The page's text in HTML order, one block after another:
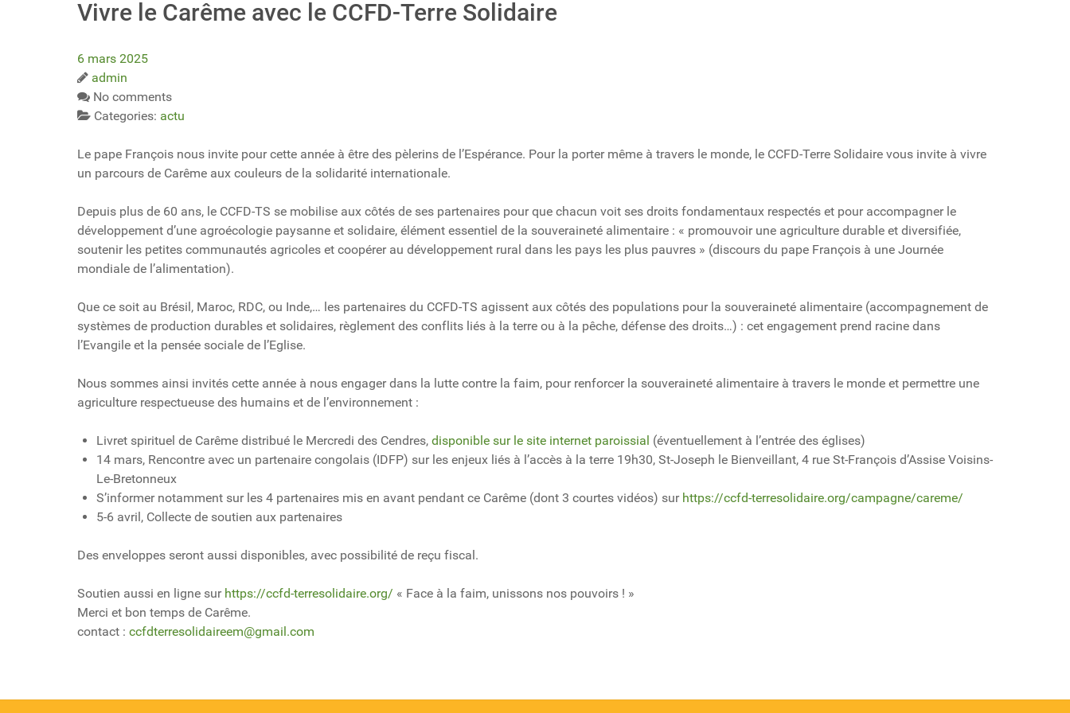
Vivre le Carême avec le CCFD-Terre Solidaire
6 mars 2025
admin
No comments
Categories: actu
Le pape François nous invite pour cette année à être des pèlerins de l’Espérance. Pour la porter même à travers le monde, le CCFD-Terre Solidaire vous invite à vivre
un parcours de Carême aux couleurs de la solidarité internationale.
Depuis plus de 60 ans, le CCFD-TS se mobilise aux côtés de ses partenaires pour que chacun voit ses droits fondamentaux respectés et pour accompagner le
développement d’une agroécologie paysanne et solidaire, élément essentiel de la souveraineté alimentaire : « promouvoir une agriculture durable et diversifiée,
soutenir les petites communautés agricoles et coopérer au développement rural dans les pays les plus pauvres » (discours du pape François à une Journée
mondiale de l’alimentation).
Que ce soit au Brésil, Maroc, RDC, ou Inde,… les partenaires du CCFD-TS agissent aux côtés des populations pour la souveraineté alimentaire (accompagnement de
systèmes de production durables et solidaires, règlement des conflits liés à la terre ou à la pêche, défense des droits…) : cet engagement prend racine dans
l’Evangile et la pensée sociale de l’Eglise.
Nous sommes ainsi invités cette année à nous engager dans la lutte contre la faim, pour renforcer la souveraineté alimentaire à travers le monde et permettre une
agriculture respectueuse des humains et de l’environnement :
Livret spirituel de Carême distribué le Mercredi des Cendres, disponible sur le site internet paroissial (éventuellement à l’entrée des églises)
14 mars, Rencontre avec un partenaire congolais (IDFP) sur les enjeux liés à l’accès à la terre 19h30, St-Joseph le Bienveillant, 4 rue St-François d’Assise Voisins-
Le-Bretonneux
S’informer notamment sur les 4 partenaires mis en avant pendant ce Carême (dont 3 courtes vidéos) sur https://ccfd-terresolidaire.org/campagne/careme/
5-6 avril, Collecte de soutien aux partenaires
Des enveloppes seront aussi disponibles, avec possibilité de reçu fiscal.
Soutien aussi en ligne sur https://ccfd-terresolidaire.org/ « Face à la faim, unissons nos pouvoirs ! »
Merci et bon temps de Carême.
contact : ccfdterresolidaireem@gmail.com